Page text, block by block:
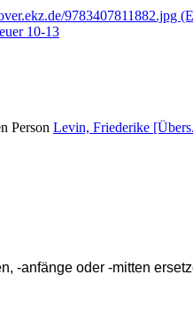
9783407811882.jpg
10-13
Person Levin, Friederike
-anfänge oder -mitten